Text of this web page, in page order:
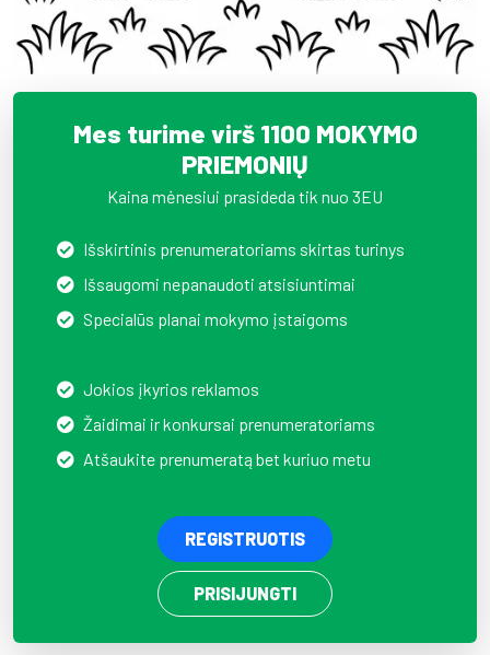
Mes turime virš 1100 MOKYMO
PRIEMONIŲ
Kaina mėnesiui prasideda tik nuo 3EU
Išskirtinis prenumeratoriams skirtas turinys
Išsaugomi nepanaudoti atsisiuntimai
Specialūs planai mokymo įstaigoms
Jokios įkyrios reklamos
Žaidimai ir konkursai prenumeratoriams
Atšaukite prenumeratą bet kuriuo metu
REGISTRUOTIS
PRISIJUNGTI